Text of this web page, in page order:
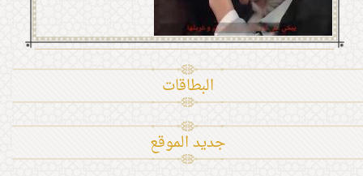
البطاقات
جديد الموقع